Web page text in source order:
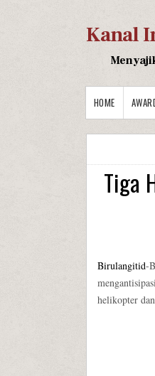
Kanal
HOME
Tiga
Birulangitid-
helikopter